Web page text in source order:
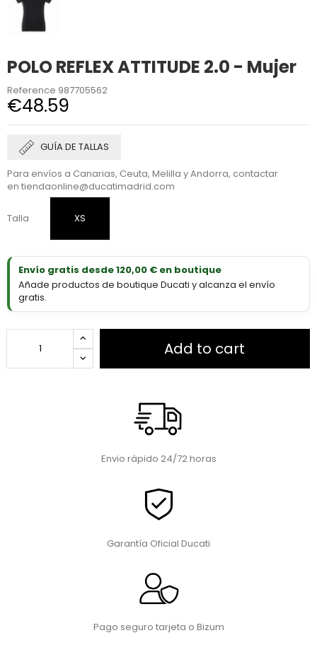
POLO REFLEX ATTITUDE 2.0 - Mujer
Reference 987705562
€48.59
GUÍA DE TALLAS
Para envíos a Canarias, Ceuta, Melilla y Andorra, contactar
en tiendaonline@ducatimadrid.com
Talla XS
Envío gratis desde 120,00 € en boutique
Añade productos de boutique Ducati y alcanza el envío
gratis.
Add to cart
Envio rápido 24/72 horas
Garantía Oficial Ducati
Pago seguro tarjeta o Bizum